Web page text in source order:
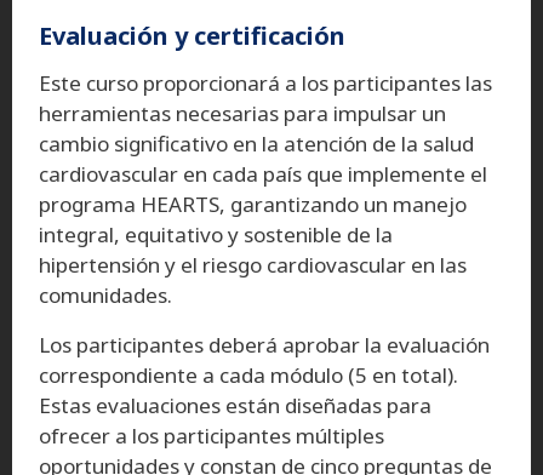
Evaluación y certificación
Este curso proporcionará a los participantes las
herramientas necesarias para impulsar un
cambio significativo en la atención de la salud
cardiovascular en cada país que implemente el
programa HEARTS, garantizando un manejo
integral, equitativo y sostenible de la
hipertensión y el riesgo cardiovascular en las
comunidades.
Los participantes deberá aprobar la evaluación
correspondiente a cada módulo (5 en total).
Estas evaluaciones están diseñadas para
ofrecer a los participantes múltiples
oportunidades y constan de cinco preguntas de